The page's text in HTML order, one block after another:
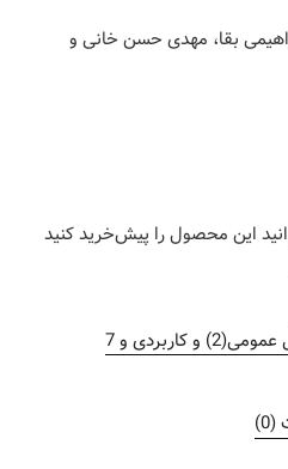
بقا، مهدی حسن خانی و
این محصول را پیش‌خرید کنید
و کاربردی و 7